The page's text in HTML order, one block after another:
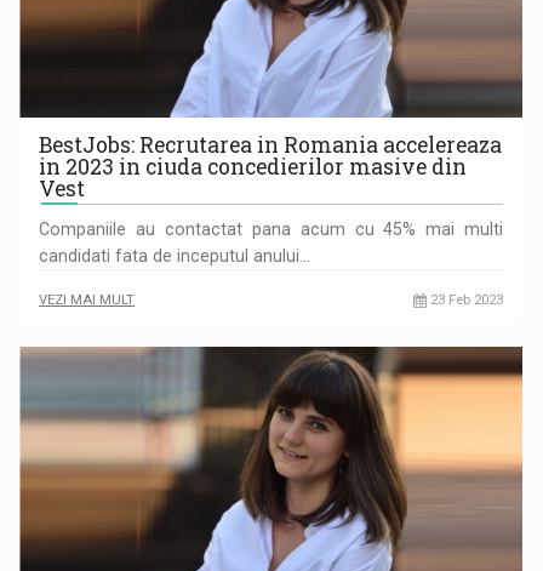
BestJobs: Recrutarea in Romania accelereaza
in 2023 in ciuda concedierilor masive din
Vest
Companiile au contactat pana acum cu 45% mai multi
candidati fata de inceputul anului…
VEZI MAI MULT 23 Feb 2023